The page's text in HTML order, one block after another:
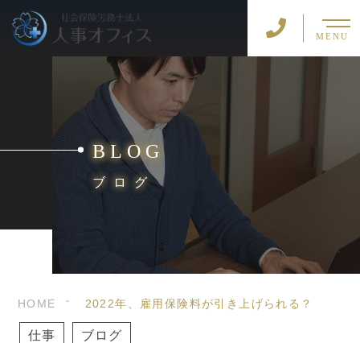
MENU
BLOG
ブログ
HOME 2022年、雇用保険料が引き上げられる？
仕事 ブログ